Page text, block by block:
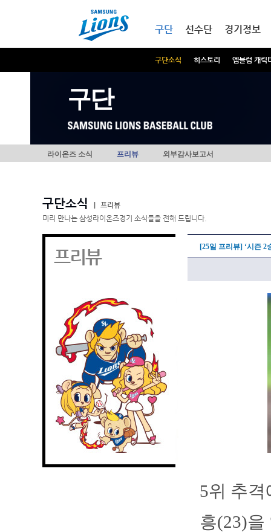
구단
구단소식 히스토리 엠블럼 캐릭
선수단 경기정보
구단
라이온즈 소식 프리뷰 외부감사보고서
구단소식
프리뷰
미리 만나는 삼성라이온즈경기 소식들을 전해 드립니다.
프리뷰 [25일 프리뷰] ‘시즌 2
5위 추
흥(23)